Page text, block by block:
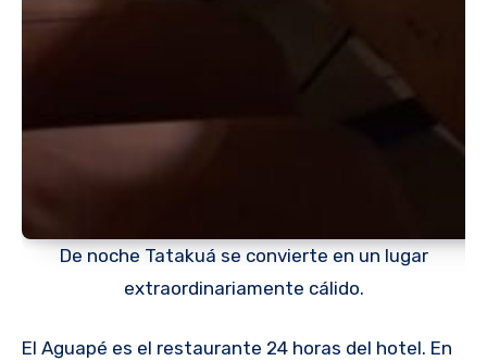
De noche Tatakuá se convierte en un lugar
extraordinariamente cálido.
El Aguapé es el restaurante 24 horas del hotel. En